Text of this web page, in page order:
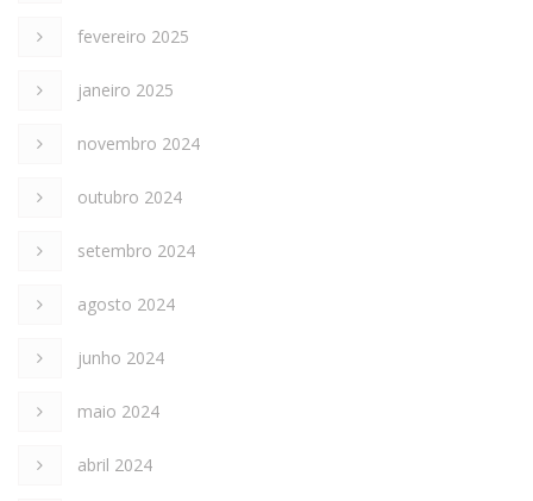
fevereiro 2025
janeiro 2025
novembro 2024
outubro 2024
setembro 2024
agosto 2024
junho 2024
maio 2024
abril 2024